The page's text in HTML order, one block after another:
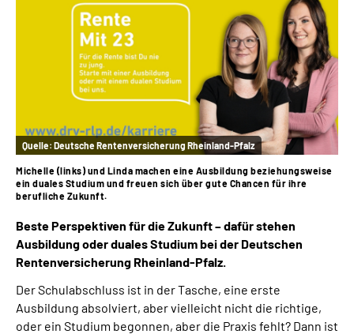
Quelle: Deutsche Rentenversicherung Rheinland-Pfalz
Michelle (links) und Linda machen eine Ausbildung beziehungsweise
ein duales Studium und freuen sich über gute Chancen für ihre
berufliche Zukunft.
Beste Perspektiven für die Zukunft – dafür stehen
Ausbildung oder duales Studium bei der Deutschen
Rentenversicherung Rheinland-Pfalz.
Der Schulabschluss ist in der Tasche, eine erste
Ausbildung absolviert, aber vielleicht nicht die richtige,
oder ein Studium begonnen, aber die Praxis fehlt? Dann ist